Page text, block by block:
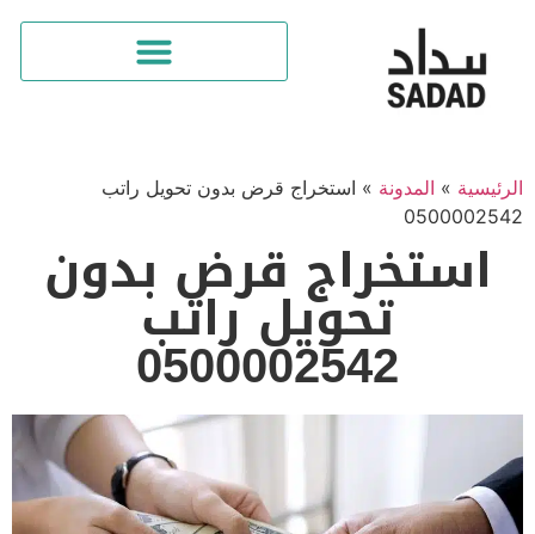
»المدونة»استخراج قرض بدون تحويل راتب
استخراج قرض بدون
تحويل راتب
0500002542